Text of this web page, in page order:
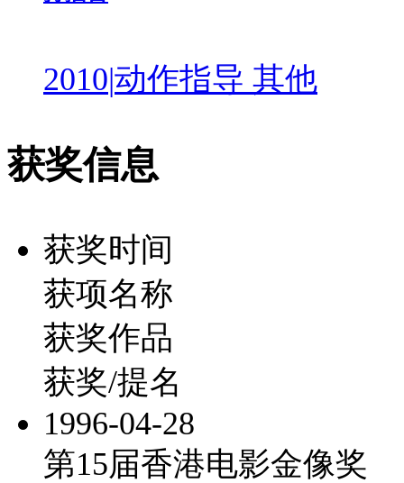
2010|动作指导 其他
获奖信息
获奖时间
获项名称
获奖作品
获奖/提名
1996-04-28
第15届香港电影金像奖